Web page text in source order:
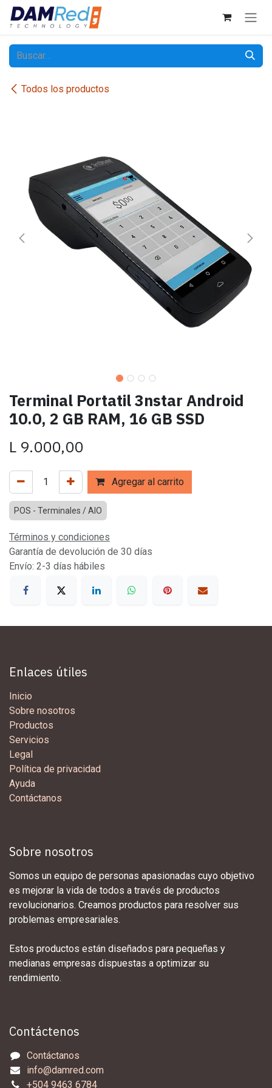
Ir al contenido
Todos los productos
Terminal Portatil 3nstar Android
10.0, 2 GB RAM, 16 GB SSD
L 9.000,00
Agregar al carrito
POS - Terminales / AIO
Términos y condiciones
Garantía de devolución de 30 días
Envío: 2-3 días hábiles
Enlaces útiles
Inicio
Sobre nosotros
Productos
Servicios
Legal
Política de privacidad
Ayuda
Contáctanos
Sobre nosotros
Somos un equipo de personas apasionadas cuyo objetivo
es mejorar la vida de todos a través de productos
revolucionarios. Creamos productos para resolver sus
problemas empresariales.
Estos productos están diseñados para pequeñas y
medianas empresas dispuestas a optimizar su
rendimiento.
Contáctenos
Contáctanos
info@damred.com
+504 9463 6784